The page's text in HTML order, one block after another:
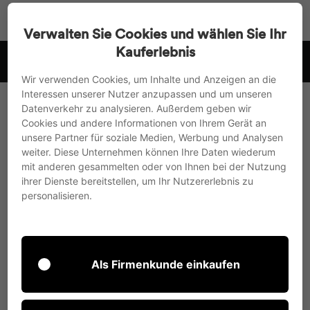
Vai
al
Verwalten Sie Cookies und wählen Sie Ihr
Kauferlebnis
Wir verwenden Cookies, um Inhalte und Anzeigen an die
Interessen unserer Nutzer anzupassen und um unseren
Datenverkehr zu analysieren. Außerdem geben wir
Cookies und andere Informationen von Ihrem Gerät an
unsere Partner für soziale Medien, Werbung und Analysen
weiter. Diese Unternehmen können Ihre Daten wiederum
mit anderen gesammelten oder von Ihnen bei der Nutzung
ihrer Dienste bereitstellen, um Ihr Nutzererlebnis zu
personalisieren.
Als Firmenkunde einkaufen
in
pausa
la
presentazione
spediamo in UE, Regno Unito e Svizzera